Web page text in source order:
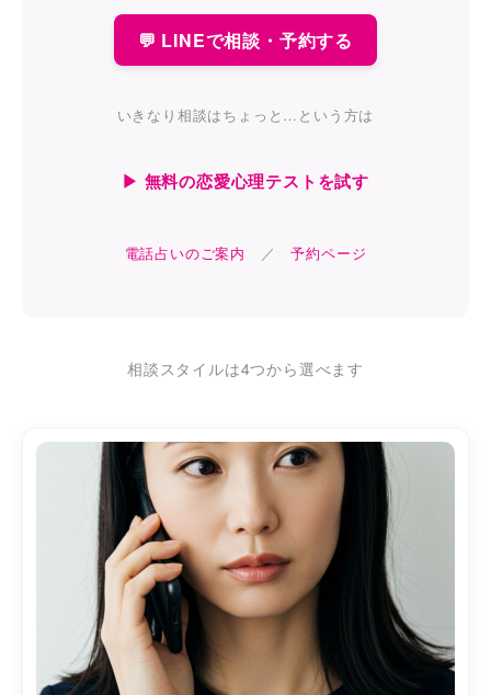
💬 LINEで相談・予約する
いきなり相談はちょっと…という方は
▶ 無料の恋愛心理テストを試す
電話占いのご案内 ／予約ページ
相談スタイルは4つから選べます